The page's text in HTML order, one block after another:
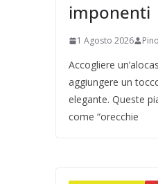
imponenti
1 Agosto 2026
Accogliere
aggiungere un
elegante. Queste
come “orecchie